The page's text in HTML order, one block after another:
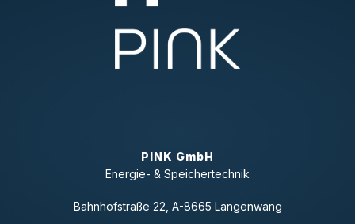
PINK GmbH
Energie- & Speichertechnik
Bahnhofstraße 22, A-8665 Langenwang